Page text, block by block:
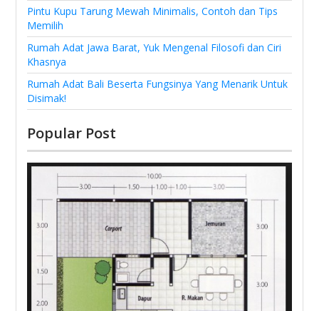
Pintu Kupu Tarung Mewah Minimalis, Contoh dan Tips
Memilih
Rumah Adat Jawa Barat, Yuk Mengenal Filosofi dan Ciri
Khasnya
Rumah Adat Bali Beserta Fungsinya Yang Menarik Untuk
Disimak!
Popular Post